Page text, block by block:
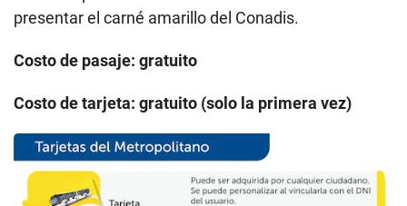
presentar el carné amarillo del Conadis.
Costo de pasaje: gratuito
Costo de tarjeta: gratuito (solo la primera vez)